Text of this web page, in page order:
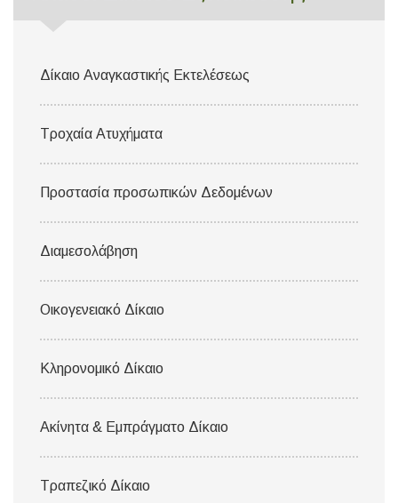
Δίκαιο Αναγκαστικής Εκτελέσεως
Τροχαία Ατυχήματα
Προστασία προσωπικών Δεδομένων
Διαμεσολάβηση
Οικογενειακό Δίκαιο
Κληρονομικό Δίκαιο
Ακίνητα & Εμπράγματο Δίκαιο
Τραπεζικό Δίκαιο